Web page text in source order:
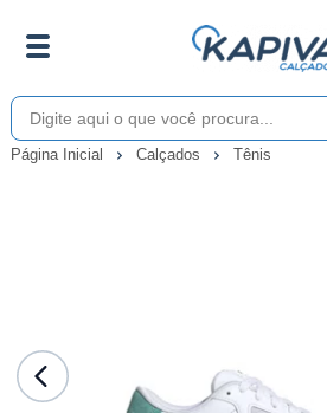
Página Inicial Calçados Tênis